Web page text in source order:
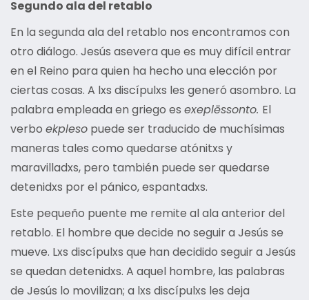
Segundo ala del retablo
En la segunda ala del retablo nos encontramos con
otro diálogo. Jesús asevera que es muy difícil entrar
en el Reino para quien ha hecho una elección por
ciertas cosas. A lxs discípulxs les generó asombro. La
palabra empleada en griego es exeplēssonto. El
verbo ekpleso puede ser traducido de muchísimas
maneras tales como quedarse atónitxs y
maravilladxs, pero también puede ser quedarse
detenidxs por el pánico, espantadxs.
Este pequeño puente me remite al ala anterior del
retablo. El hombre que decide no seguir a Jesús se
mueve. Lxs discípulxs que han decidido seguir a Jesús
se quedan detenidxs. A aquel hombre, las palabras
de Jesús lo movilizan; a lxs discípulxs les deja